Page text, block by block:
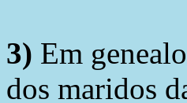
3) Em
dos maridos